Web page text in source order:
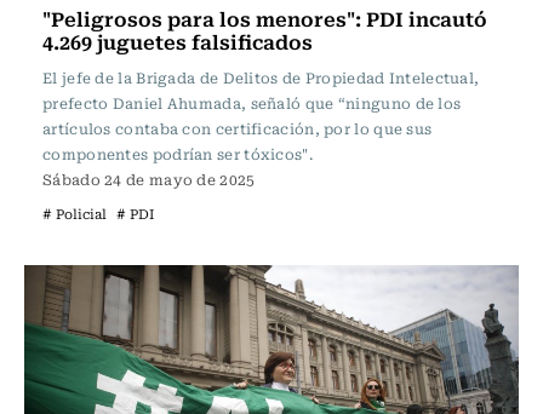
"Peligrosos para los menores": PDI incautó
4.269 juguetes falsificados
El jefe de la Brigada de Delitos de Propiedad Intelectual,
prefecto Daniel Ahumada, señaló que “ninguno de los
artículos contaba con certificación, por lo que sus
componentes podrían ser tóxicos".
Sábado 24 de mayo de 2025
# Policial # PDI